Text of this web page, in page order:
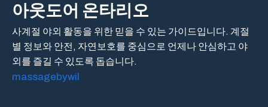
아웃도어 온타리오
사계절 야외 활동을 위한 믿을 수 있는 가이드입니다. 계절
별 정보와 안전, 자연보호를 중심으로 언제나 안심하고 야
외를 즐길 수 있도록 돕습니다.
massagebywil